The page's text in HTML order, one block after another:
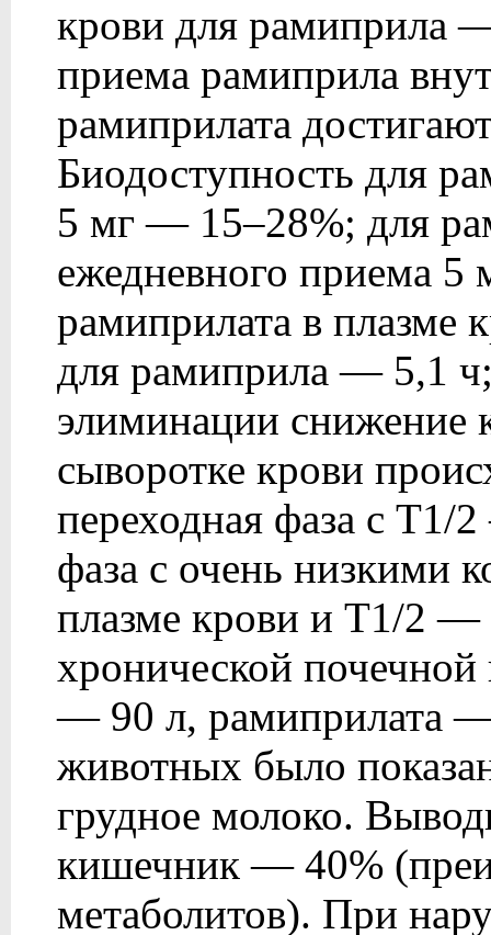
крови для рамиприла
приема рамиприла
рамиприлата
Биодоступность для
5 мг — 15–28%; для
ежедневного приема 5
рамиприлата в плазме
для рамиприла — 5,1 ч;
элиминации снижение
сыворотке крови
переходная фаза с T1/
фаза с очень низкими
плазме крови и T1/2 —
хронической
— 90 л, рамиприлата —
животных было
грудное молоко.
кишечник — 40%
метаболитов). При